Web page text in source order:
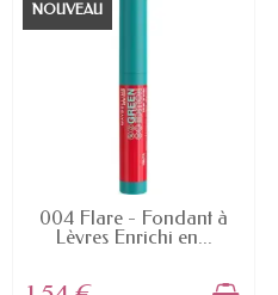
NOUVEAU
EN STOCK
004 Flare - Fondant à
Lèvres Enrichi en...